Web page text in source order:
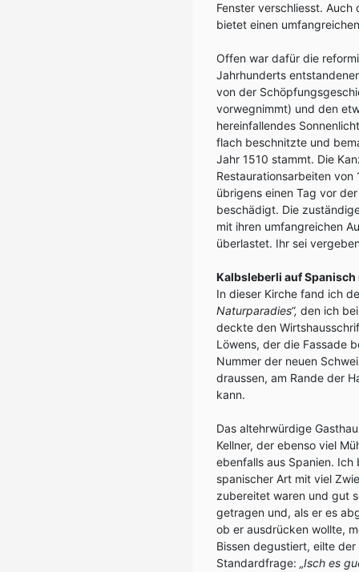
Fenster verschliesst.
bietet einen
Offen war dafür die
Jahrhunderts
von der
vorwegnimmt) und den
hereinfallendes
flach beschnitzte und
Jahr 1510 stammt. Die
Restaurationsarbeiten
übrigens einen Tag vor
beschädigt. Die
mit ihren umfangreichen
überlastet. Ihr sei
Kalbsleberli auf Spanisch
In dieser Kirche fand ich
Naturparadies“, den ich
deckte den
Löwens, der die Fassade
Nummer der neuen
draussen, am Rande der
kann.
Das altehrwürdige
Kellner, der ebenso viel
ebenfalls aus Spanien.
spanischer Art mit viel
zubereitet waren und gut
getragen und, als er es
ob er ausdrücken wollte,
Bissen degustiert, eilte
Standardfrage: „Isch es